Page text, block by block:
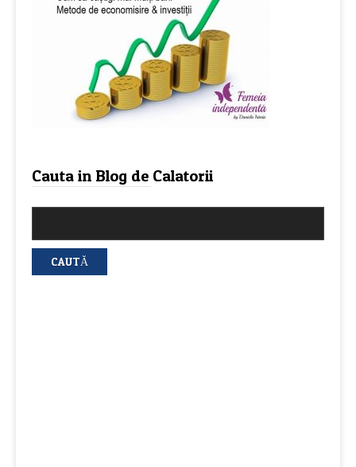
Cauta in Blog de Calatorii